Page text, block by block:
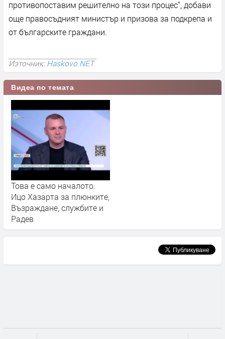
противопоставим решително на този процес“, добави
още правосъдният министър и призова за подкрепа и
от българските граждани.
Източник:Haskovo.NET
Видеа по темата
Това е само началото.
Ицо Хазарта за плюнките,
Възраждане, службите и
Радев